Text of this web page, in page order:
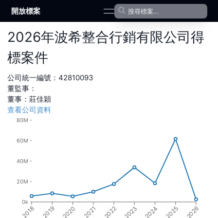
開放標案 open navigation menu
2026年波希整合行銷有限公司得
標案件
公司統一編號： 42810093
董監事：
董事 ： 莊佳穎
查看公司資料
2018 2019 2020 2021 2022 2023 2024 2025 2026
0k
20M
40M
60M
80M